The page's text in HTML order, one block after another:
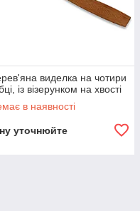
виделка на чотири
із візерунком на хвості
в наявності
уточнюйте